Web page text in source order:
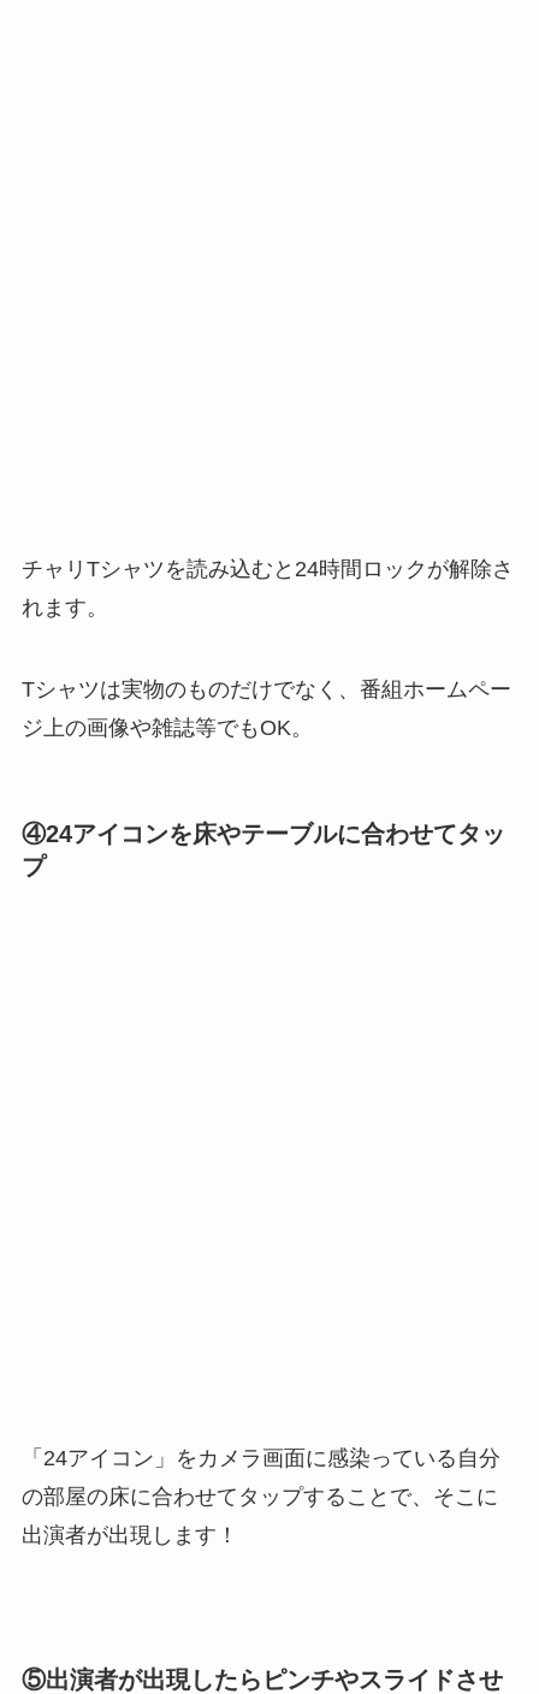
チャリTシャツを読み込むと24時間ロックが解除さ
れます。
Tシャツは実物のものだけでなく、番組ホームペー
ジ上の画像や雑誌等でもOK。
④24アイコンを床やテーブルに合わせてタッ
プ
「24アイコン」をカメラ画面に感染っている自分
の部屋の床に合わせてタップすることで、そこに
出演者が出現します！
⑤出演者が出現したらピンチやスライドさせ